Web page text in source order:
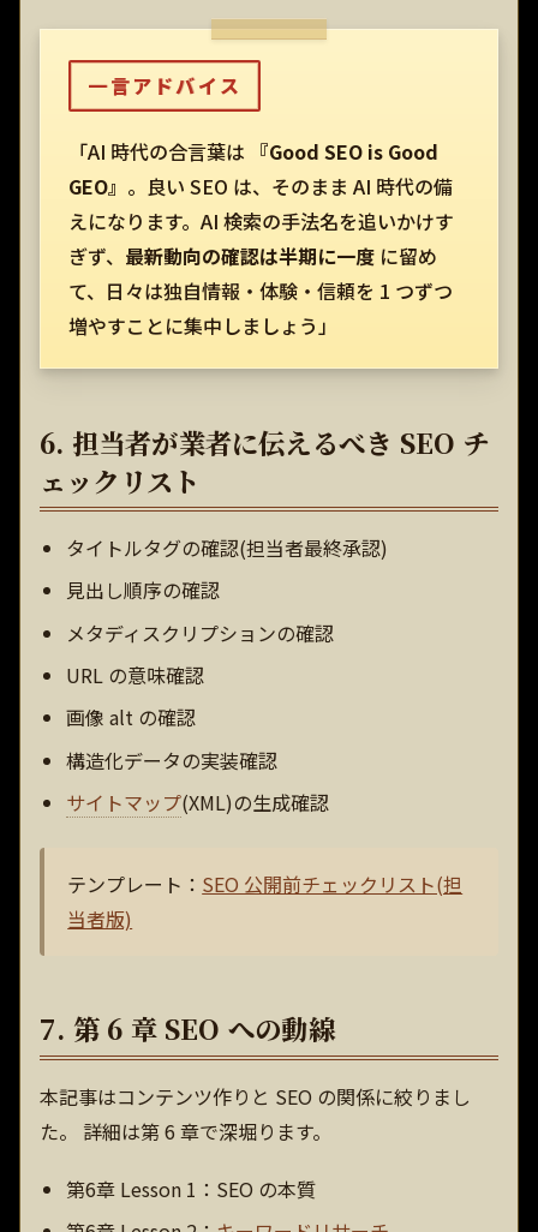
一言アドバイス
「AI 時代の合言葉は 『Good SEO is Good
GEO』 。良い SEO は、そのまま AI 時代の備
えになります。AI 検索の手法名を追いかけす
ぎず、 最新動向の確認は半期に一度 に留め
て、日々は独自情報・体験・信頼を 1 つずつ
増やすことに集中しましょう」
6. 担当者が業者に伝えるべき SEO チ
ェックリスト
タイトルタグの確認(担当者最終承認)
見出し順序の確認
メタディスクリプションの確認
URL の意味確認
画像 alt の確認
構造化データの実装確認
サイトマップ(XML)の生成確認
テンプレート： SEO 公開前チェックリスト(担
当者版)
7. 第 6 章 SEO への動線
本記事はコンテンツ作りと SEO の関係に絞りまし
た。 詳細は第 6 章で深堀ります。
第6章 Lesson 1：SEO の本質